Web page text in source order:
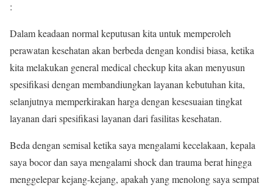
:
Dalam keadaan normal keputusan kita untuk memperoleh
perawatan kesehatan akan berbeda dengan kondisi biasa, ketika
kita melakukan general medical checkup kita akan menyusun
spesifikasi dengan membandiungkan layanan kebutuhan kita,
selanjutnya memperkirakan harga dengan kesesuaian tingkat
layanan dari spesifikasi layanan dari fasilitas kesehatan.
Beda dengan semisal ketika saya mengalami kecelakaan, kepala
saya bocor dan saya mengalami shock dan trauma berat hingga
menggelepar kejang-kejang, apakah yang menolong saya sempat